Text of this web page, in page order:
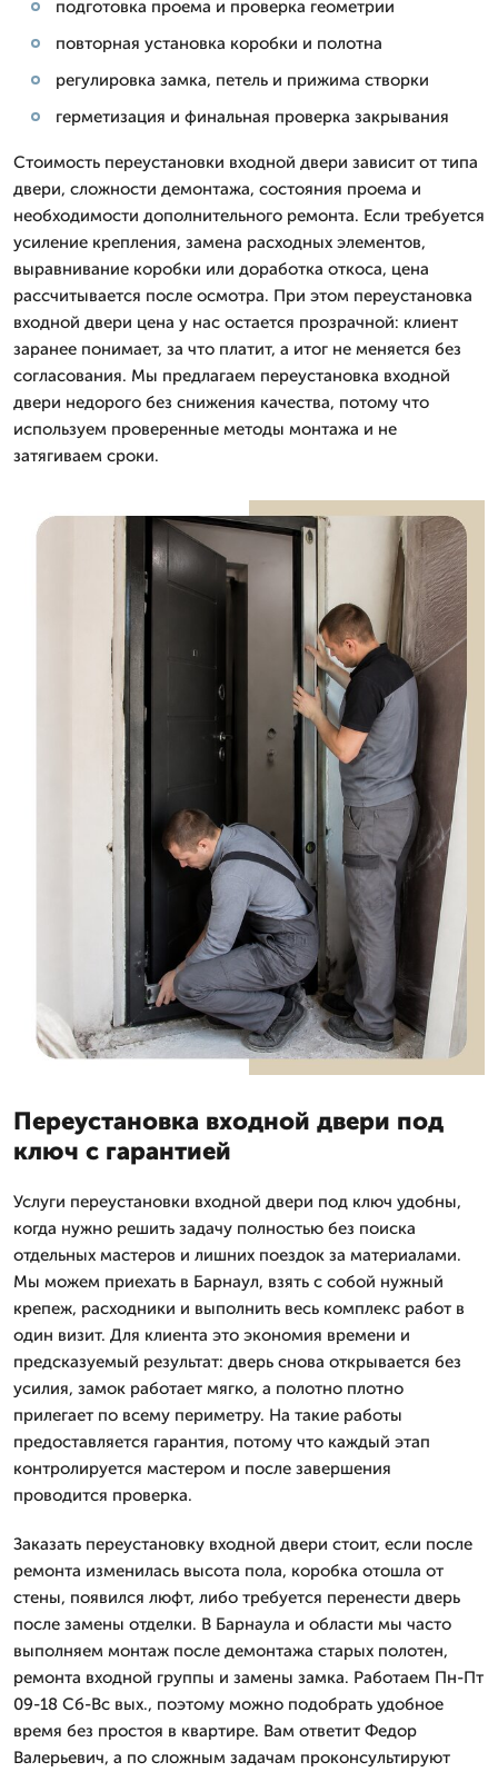
подготовка проема и проверка геометрии
повторная установка коробки и полотна
регулировка замка, петель и прижима створки
герметизация и финальная проверка закрывания
Стоимость переустановки входной двери зависит от типа
двери, сложности демонтажа, состояния проема и
необходимости дополнительного ремонта. Если требуется
усиление крепления, замена расходных элементов,
выравнивание коробки или доработка откоса, цена
рассчитывается после осмотра. При этом переустановка
входной двери цена у нас остается прозрачной: клиент
заранее понимает, за что платит, а итог не меняется без
согласования. Мы предлагаем переустановка входной
двери недорого без снижения качества, потому что
используем проверенные методы монтажа и не
затягиваем сроки.
Переустановка входной двери под
ключ с гарантией
Услуги переустановки входной двери под ключ удобны,
когда нужно решить задачу полностью без поиска
отдельных мастеров и лишних поездок за материалами.
Мы можем приехать в Барнаул, взять с собой нужный
крепеж, расходники и выполнить весь комплекс работ в
один визит. Для клиента это экономия времени и
предсказуемый результат: дверь снова открывается без
усилия, замок работает мягко, а полотно плотно
прилегает по всему периметру. На такие работы
предоставляется гарантия, потому что каждый этап
контролируется мастером и после завершения
проводится проверка.
Заказать переустановку входной двери стоит, если после
ремонта изменилась высота пола, коробка отошла от
стены, появился люфт, либо требуется перенести дверь
после замены отделки. В Барнаула и области мы часто
выполняем монтаж после демонтажа старых полотен,
ремонта входной группы и замены замка. Работаем Пн-Пт
09-18 Сб-Вс вых., поэтому можно подобрать удобное
время без простоя в квартире. Вам ответит Федор
Валерьевич, а по сложным задачам проконсультируют